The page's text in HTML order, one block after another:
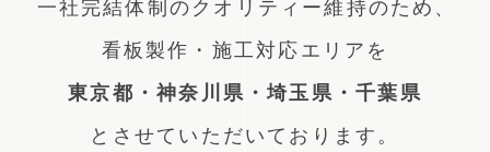
一社完結体制のクオリティー維持のため、
看板製作・施工対応エリアを
東京都・神奈川県・埼玉県・千葉県
とさせていただいております。